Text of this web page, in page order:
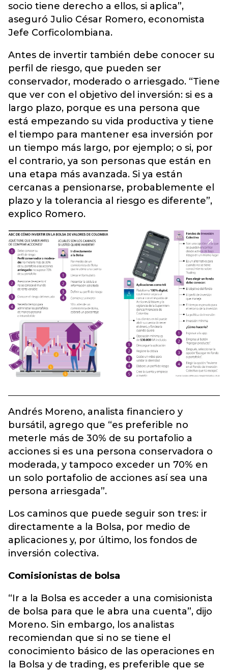
socio tiene derecho a ellos, si aplica”,
aseguró Julio César Romero, economista
Jefe Corficolombiana.
Antes de invertir también debe conocer su
perfil de riesgo, que pueden ser
conservador, moderado o arriesgado. “Tiene
que ver con el objetivo del inversión: si es a
largo plazo, porque es una persona que
está empezando su vida productiva y tiene
el tiempo para mantener esa inversión por
un tiempo más largo, por ejemplo; o si, por
el contrario, ya son personas que están en
una etapa más avanzada. Si ya están
cercanas a pensionarse, probablemente el
plazo y la tolerancia al riesgo es diferente”,
explico Romero.
Andrés Moreno, analista financiero y
bursátil, agrego que “es preferible no
meterle más de 30% de su portafolio a
acciones si es una persona conservadora o
moderada, y tampoco exceder un 70% en
un solo portafolio de acciones así sea una
persona arriesgada”.
Los caminos que puede seguir son tres: ir
directamente a la Bolsa, por medio de
aplicaciones y, por último, los fondos de
inversión colectiva.
Comisionistas de bolsa
“Ir a la Bolsa es acceder a una comisionista
de bolsa para que le abra una cuenta”, dijo
Moreno. Sin embargo, los analistas
recomiendan que si no se tiene el
conocimiento básico de las operaciones en
la Bolsa y de trading, es preferible que se